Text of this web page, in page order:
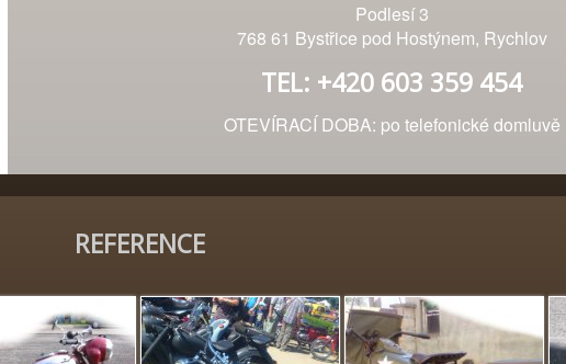
Podlesí 3
768 61 Bystřice pod Hostýnem, Rychlov
TEL: +420 603 359 454
OTEVÍRACÍ DOBA: po telefonické domluvě
REFERENCE